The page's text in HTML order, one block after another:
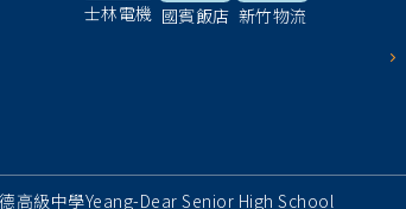
士林電機 國賓飯店 新竹物流
高級中學Yeang-Dear Senior High School